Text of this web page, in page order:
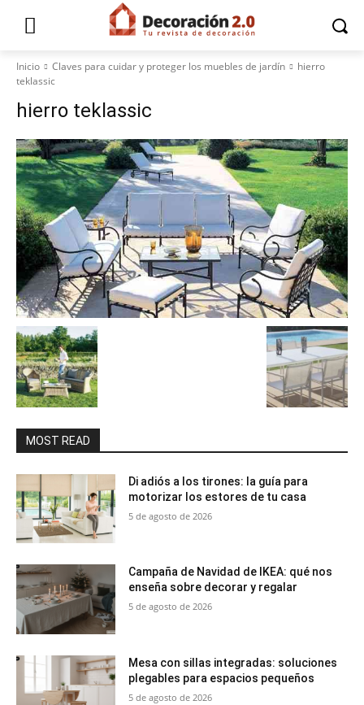
Inicio Claves para cuidar y proteger los muebles de jardín
hierro
teklassic
hierro teklassic
MOST READ
Di adiós a los tirones: la guía para
motorizar los estores de tu casa
5 de agosto de 2026
Campaña de Navidad de IKEA: qué nos
enseña sobre decorar y regalar
5 de agosto de 2026
Mesa con sillas integradas: soluciones
plegables para espacios pequeños
5 de agosto de 2026